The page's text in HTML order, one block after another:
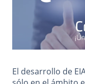
El desarrollo de